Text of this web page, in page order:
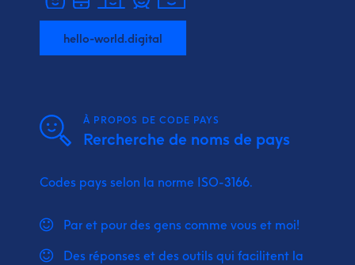
hello-world.digital
À PROPOS DE CODE PAYS
Rercherche de noms de pays
Codes pays selon la norme ISO-3166.
Par et pour des gens comme vous et moi!
Des réponses et des outils qui facilitent la